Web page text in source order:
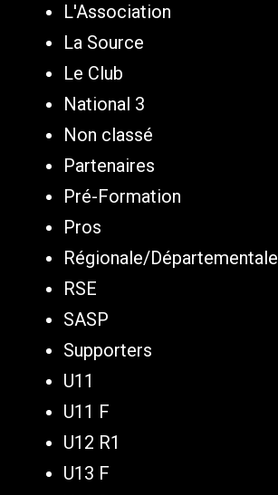
L'Association
La Source
Le Club
National 3
Non classé
Partenaires
Pré-Formation
Pros
Régionale/Départementale
RSE
SASP
Supporters
U11
U11 F
U12 R1
U13 F